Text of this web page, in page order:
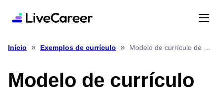
Início » Exemplos de currículo »
Modelo de currículo